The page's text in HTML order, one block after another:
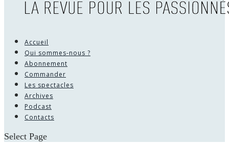
Accueil
Qui sommes-nous ?
Abonnement
Commander
Les spectacles
Archives
Podcast
Contacts
Select Page